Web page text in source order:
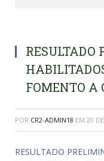
RESULTADO
FOMENTO A
POR CR2-ADMIN18 EM 20
RESULTADO